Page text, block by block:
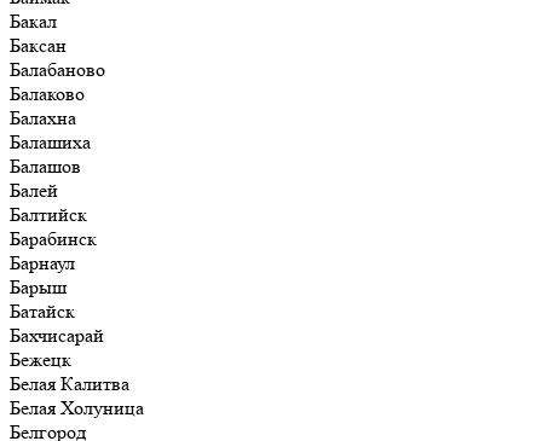
Бакал
Баксан
Балабаново
Балаково
Балахна
Балашиха
Балашов
Балей
Балтийск
Барабинск
Барнаул
Барыш
Батайск
Бахчисарай
Бежецк
Белая Калитва
Белая Холуница
Белгород